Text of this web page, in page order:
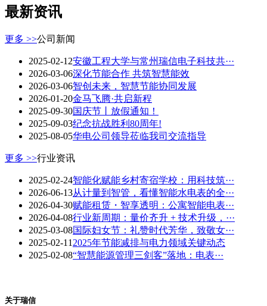
最新资讯
更多 >>公司新闻
2025-02-12安徽工程大学与常州瑞信电子科技共···
2026-03-06深化节能合作 共筑智慧能效
2026-03-06智创未来，智慧节能协同发展
2026-01-20金马飞腾·共启新程
2025-09-30国庆节丨放假通知！
2025-09-03纪念抗战胜利80周年!
2025-08-05华电公司领导莅临我司交流指导
更多 >>行业资讯
2025-02-24智能化赋能乡村寄宿学校：用科技筑···
2026-06-13从计量到智管，看懂智能水电表的全···
2026-04-30赋能租赁・智享透明：公寓智能电表···
2026-04-08行业新周期：量价齐升 + 技术升级，···
2025-03-08国际妇女节：礼赞时代芳华，致敬女···
2025-02-11 2025年节能减排与电力领域关键动态
2025-02-08“智慧能源管理三剑客”落地：电表···
关于瑞信